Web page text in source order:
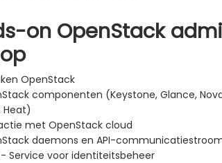
on OpenStack
OpenStack
componenten (Keystone, Glance,
Heat)
met OpenStack cloud
daemons en API-
Service voor identiteitsbeheer